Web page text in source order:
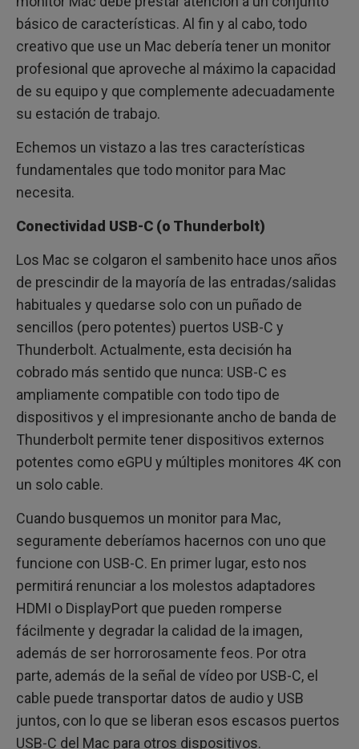
básico de características. Al fin y al cabo, todo
creativo que use un Mac debería tener un monitor
profesional que aproveche al máximo la capacidad
de su equipo y que complemente adecuadamente
su estación de trabajo.
Echemos un vistazo a las tres características
fundamentales que todo monitor para Mac
necesita.
Conectividad USB-C (o Thunderbolt)
Los Mac se colgaron el sambenito hace unos años
de prescindir de la mayoría de las entradas/salidas
habituales y quedarse solo con un puñado de
sencillos (pero potentes) puertos USB-C y
Thunderbolt. Actualmente, esta decisión ha
cobrado más sentido que nunca: USB-C es
ampliamente compatible con todo tipo de
dispositivos y el impresionante ancho de banda de
Thunderbolt permite tener dispositivos externos
potentes como eGPU y múltiples monitores 4K con
un solo cable.
Cuando busquemos un monitor para Mac,
seguramente deberíamos hacernos con uno que
funcione con USB-C. En primer lugar, esto nos
permitirá renunciar a los molestos adaptadores
HDMI o DisplayPort que pueden romperse
fácilmente y degradar la calidad de la imagen,
además de ser horrorosamente feos. Por otra
parte, además de la señal de vídeo por USB-C, el
cable puede transportar datos de audio y USB
juntos, con lo que se liberan esos escasos puertos
USB-C del Mac para otros dispositivos.